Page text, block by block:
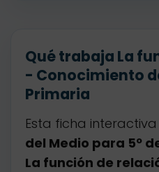
Qué trabaja La
- Conocimiento
Primaria
Esta ficha
del Medio para 5º
La función de